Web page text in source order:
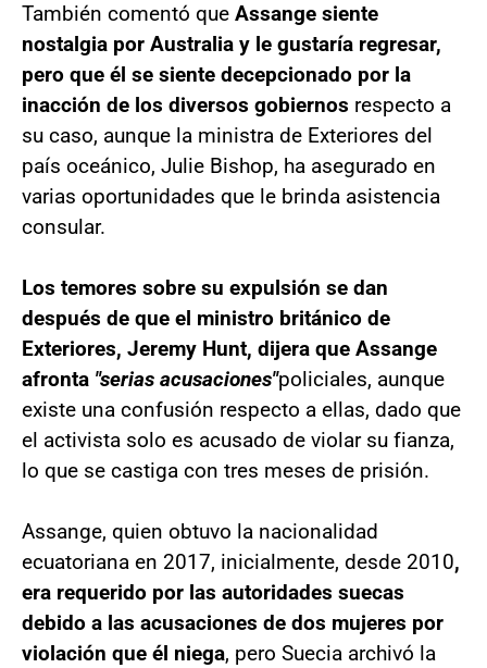
También comentó que Assange siente
nostalgia por Australia y le gustaría regresar,
pero que él se siente decepcionado por la
inacción de los diversos gobiernos respecto a
su caso, aunque la ministra de Exteriores del
país oceánico, Julie Bishop, ha asegurado en
varias oportunidades que le brinda asistencia
consular.
Los temores sobre su expulsión se dan
después de que el ministro británico de
Exteriores, Jeremy Hunt, dijera que Assange
afronta "serias acusaciones"policiales, aunque
existe una confusión respecto a ellas, dado que
el activista solo es acusado de violar su fianza,
lo que se castiga con tres meses de prisión.
Assange, quien obtuvo la nacionalidad
ecuatoriana en 2017, inicialmente, desde 2010,
era requerido por las autoridades suecas
debido a las acusaciones de dos mujeres por
violación que él niega, pero Suecia archivó la